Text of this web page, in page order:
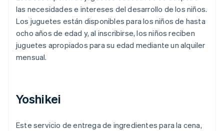
las necesidades e intereses del desarrollo de los niños.
Los juguetes están disponibles para los niños de hasta
ocho años de edad y, al inscribirse, los niños reciben
juguetes apropiados para su edad mediante un alquiler
mensual.
Yoshikei
Este servicio de entrega de ingredientes para la cena,